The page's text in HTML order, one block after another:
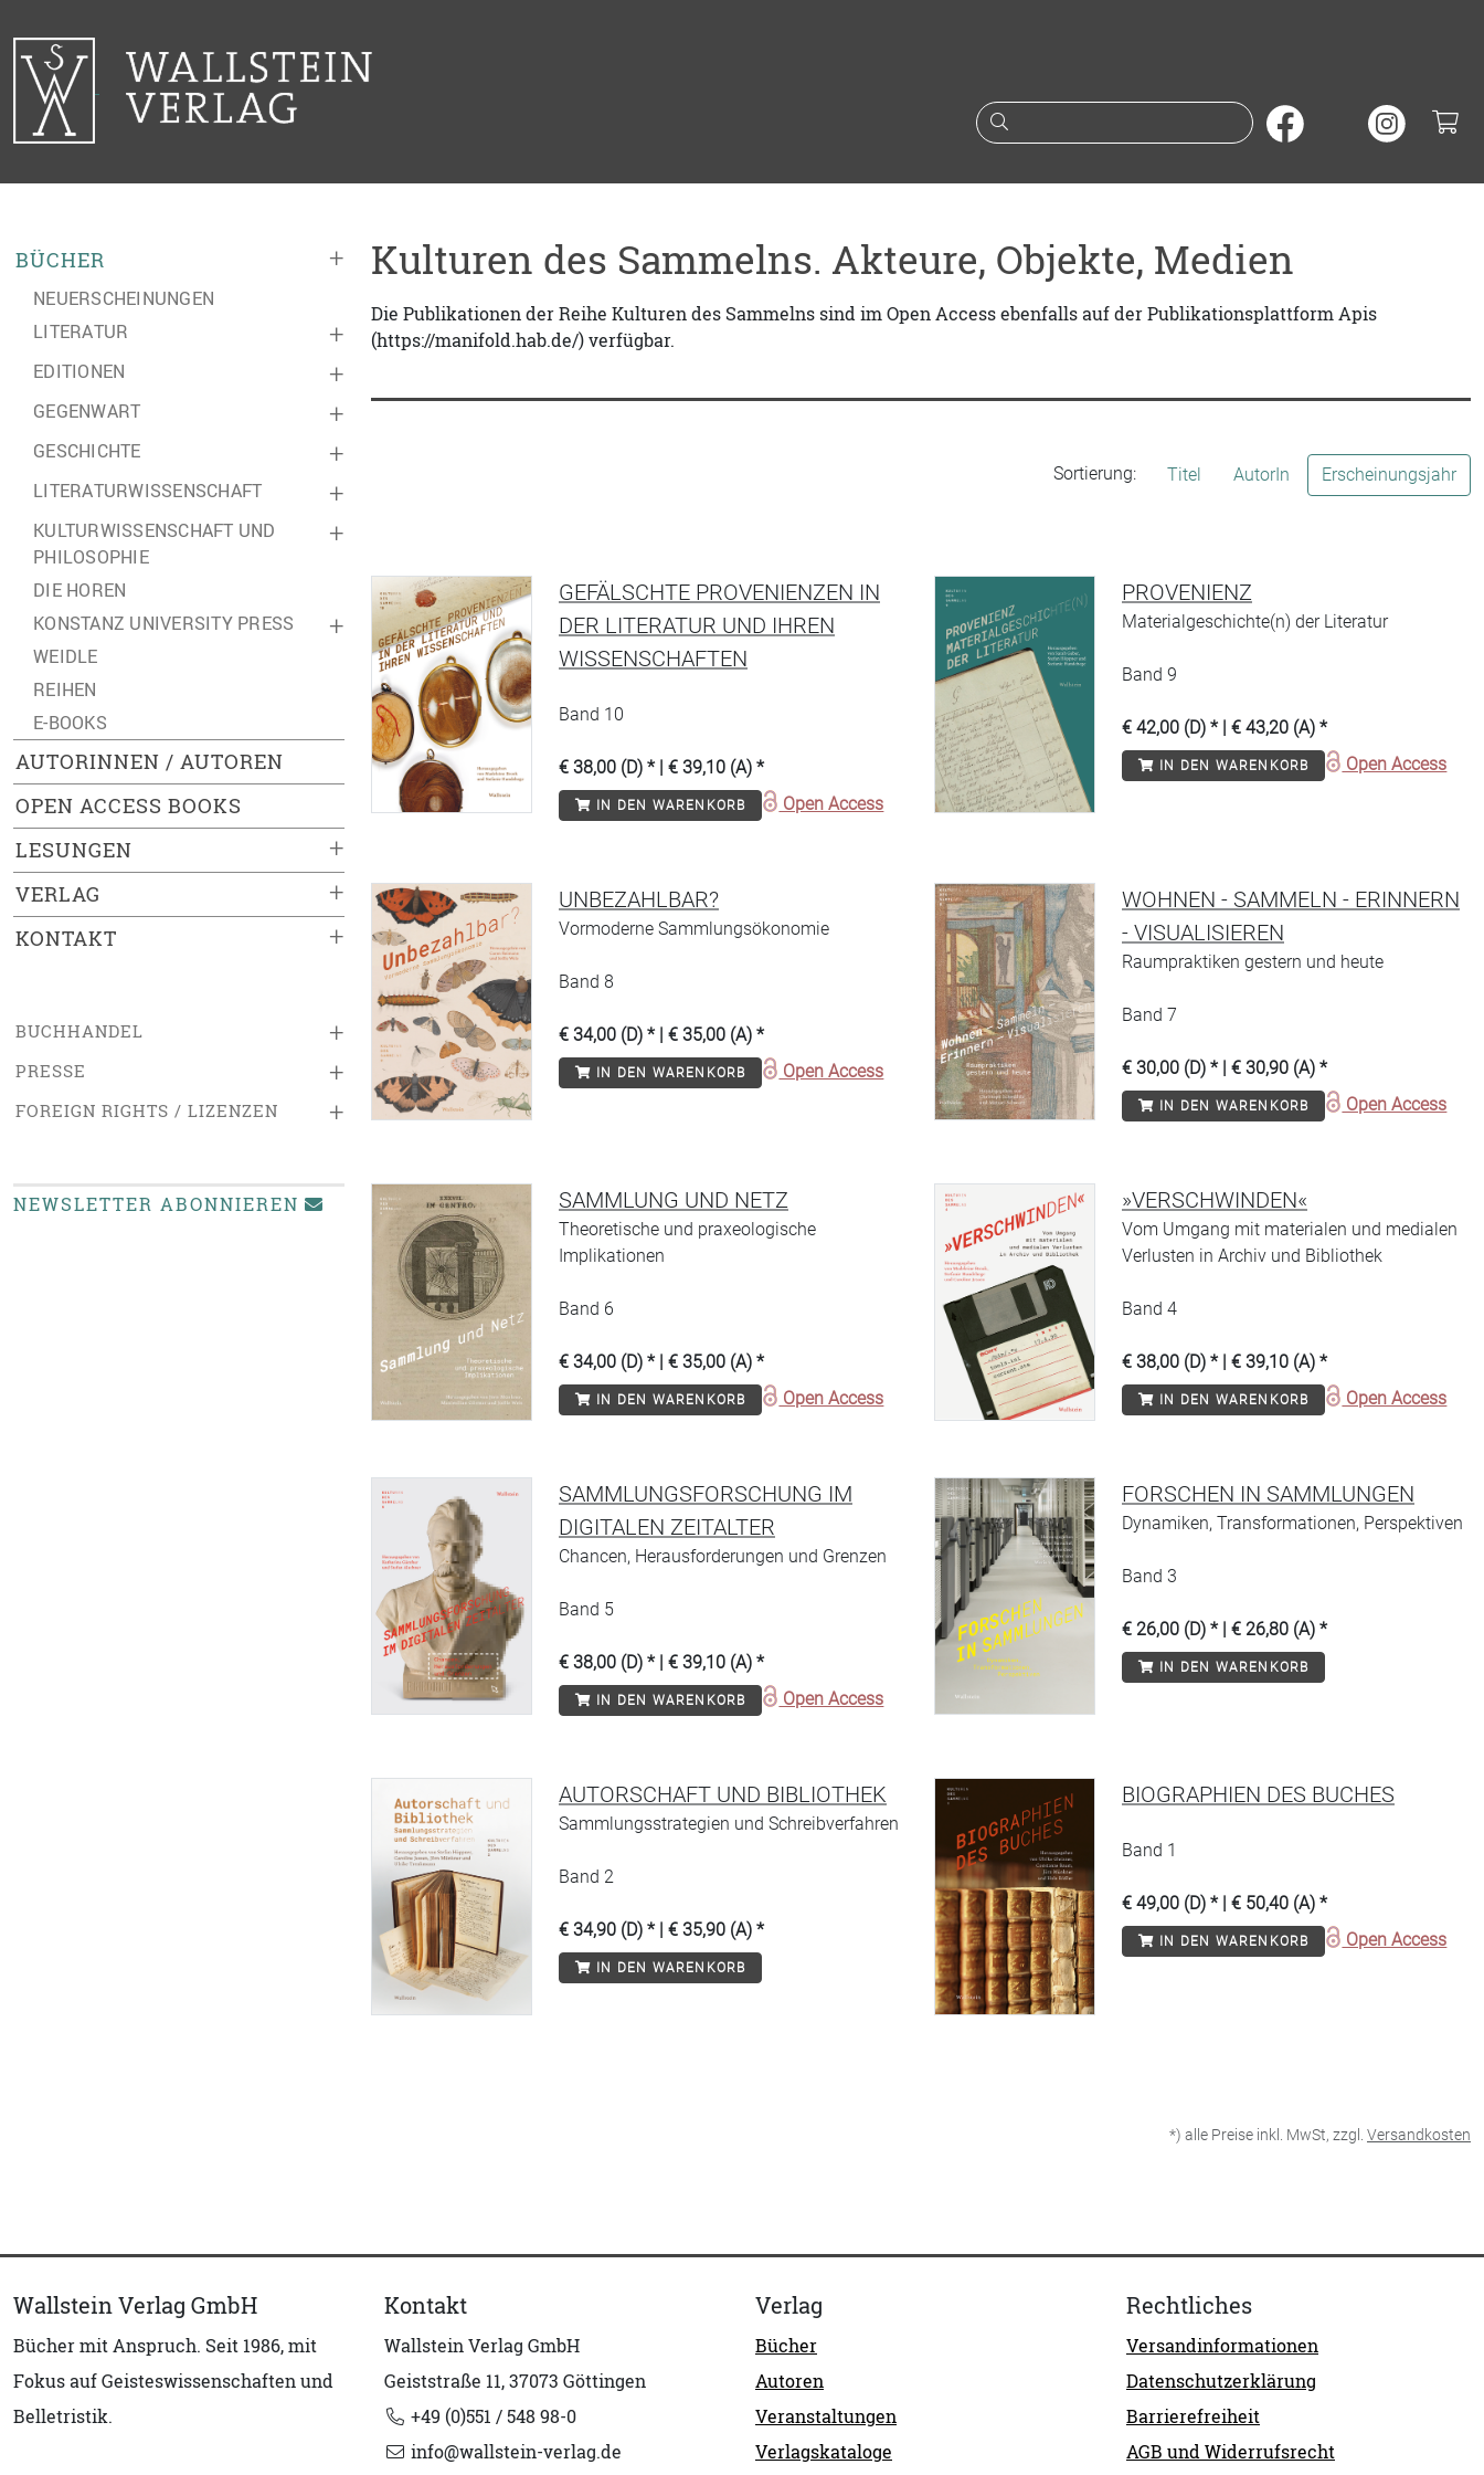
Suche nach Büchern oder
+
BÜCHER
NEUERSCHEINUNGEN
+
LITERATUR
+
EDITIONEN
+
GEGENWART
+
GESCHICHTE
+
LITERATURWISSENSCHAFT
+
KULTURWISSENSCHAFT UND
PHILOSOPHIE
DIE HOREN
+
KONSTANZ UNIVERSITY PRESS
WEIDLE
REIHEN
E-BOOKS
AUTORINNEN / AUTOREN
OPEN ACCESS BOOKS
+
LESUNGEN
+
VERLAG
+
KONTAKT
+
BUCHHANDEL
+
PRESSE
+
FOREIGN RIGHTS / LIZENZEN
NEWSLETTER ABONNIEREN
Kulturen des Sammelns. Akteure, Objekte, Medien
Die Publikationen der Reihe Kulturen des Sammelns sind im Open Access ebenfalls auf der Publikationsplattform Apis
(https://manifold.hab.de/) verfügbar.
Sortierung: Titel AutorIn Erscheinungsjahr
GEFÄLSCHTE PROVENIENZEN IN
DER LITERATUR UND IHREN
WISSENSCHAFTEN
Band 10
€ 38,00 (D) * | € 39,10 (A) *
IN DEN WARENKORB Open Access
PROVENIENZ
Materialgeschichte(n) der Literatur
Band 9
€ 42,00 (D) * | € 43,20 (A) *
IN DEN WARENKORB Open Access
UNBEZAHLBAR?
Vormoderne Sammlungsökonomie
Band 8
€ 34,00 (D) * | € 35,00 (A) *
IN DEN WARENKORB Open Access
WOHNEN - SAMMELN - ERINNERN
- VISUALISIEREN
Raumpraktiken gestern und heute
Band 7
€ 30,00 (D) * | € 30,90 (A) *
IN DEN WARENKORB Open Access
SAMMLUNG UND NETZ
Theoretische und praxeologische
Implikationen
Band 6
€ 34,00 (D) * | € 35,00 (A) *
IN DEN WARENKORB Open Access
»VERSCHWINDEN«
Vom Umgang mit materialen und medialen
Verlusten in Archiv und Bibliothek
Band 4
€ 38,00 (D) * | € 39,10 (A) *
IN DEN WARENKORB Open Access
SAMMLUNGSFORSCHUNG IM
DIGITALEN ZEITALTER
Chancen, Herausforderungen und Grenzen
Band 5
€ 38,00 (D) * | € 39,10 (A) *
IN DEN WARENKORB Open Access
FORSCHEN IN SAMMLUNGEN
Dynamiken, Transformationen, Perspektiven
Band 3
€ 26,00 (D) * | € 26,80 (A) *
IN DEN WARENKORB
AUTORSCHAFT UND BIBLIOTHEK
Sammlungsstrategien und Schreibverfahren
Band 2
€ 34,90 (D) * | € 35,90 (A) *
IN DEN WARENKORB
BIOGRAPHIEN DES BUCHES
Band 1
€ 49,00 (D) * | € 50,40 (A) *
IN DEN WARENKORB Open Access
*) alle Preise inkl. MwSt, zzgl. Versandkosten
Wallstein Verlag GmbH
Bücher mit Anspruch. Seit 1986, mit
Fokus auf Geisteswissenschaften und
Belletristik.
Kontakt
Wallstein Verlag GmbH
Geiststraße 11, 37073 Göttingen
+49 (0)551 / 548 98-0
info@wallstein-verlag.de
Verlag
Bücher
Autoren
Veranstaltungen
Verlagskataloge
Rechtliches
Versandinformationen
Datenschutzerklärung
Barrierefreiheit
AGB und Widerrufsrecht